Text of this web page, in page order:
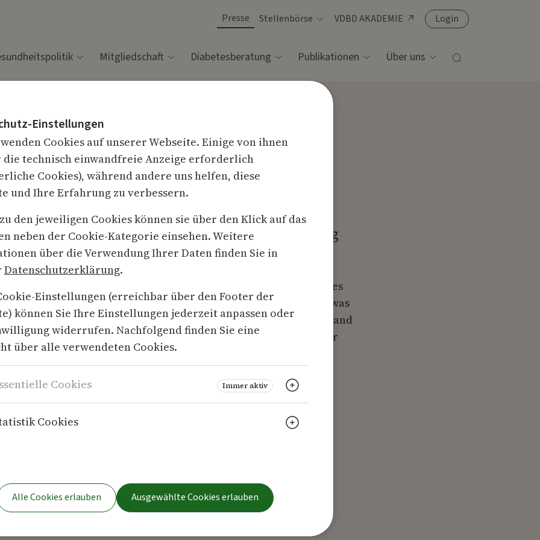
Mitgliedschaft Diabetesberatung Publikationen Über uns
Presse Stellenbörse VDBD AKADEMIE Login
Diabetes
und Experten erklären, welche Vorbereitung
Diabetes unterwegs schützt
Mehr als 9 Millionen Menschen in Deutschland leben mit Diabetes
von ihnen beginnt mit der Ferienzeit die Frage: Was muss mit, was
und wie bleibt der Blutzucker unterwegs stabil? Der Verband
und Schulungsberufe in Deutschland e. V. (VDBD) rät: Wer
Essen und Unterlagen rechtzeitig plant, kann auch mit
– ob mit Bahn, Auto oder Flugzeug.
Einstellungen
Cookies auf unserer Webseite. Einige von ihnen
die technisch einwandfreie Anzeige erforderlich
Cookies), während andere uns helfen, diese
und Ihre Erfahrung zu verbessern.
den jeweiligen Cookies können sie über den Klick auf das
neben der Cookie-Kategorie einsehen. Weitere
über die Verwendung Ihrer Daten finden Sie in
Datenschutzerklärung.
Einstellungen (erreichbar über den Footer der
können Sie Ihre Einstellungen jederzeit anpassen oder
widerrufen. Nachfolgend finden Sie eine
über alle verwendeten Cookies.
Cookies Immer aktiv
Cookies
Ausgewählte Cookies erlauben
Alle Cookies erlauben